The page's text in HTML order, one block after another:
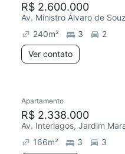
R$ 2.600.000
Av. Ministro Álvaro de
240m² 3
2
Ver contato
Apartamento
R$ 2.338.000
Av. Interlagos, Jardim
166m² 3
3